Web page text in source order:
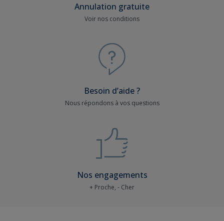
Annulation gratuite
Voir nos conditions
Besoin d’aide ?
Nous répondons à vos questions
Nos engagements
+ Proche, - Cher